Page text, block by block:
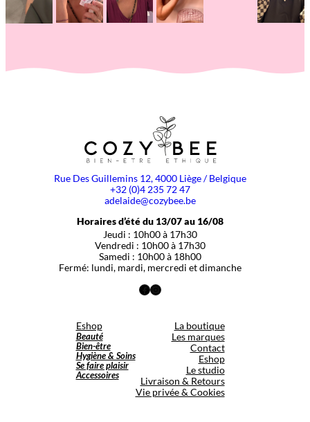
Rue Des Guillemins 12, 4000 Liège / Belgique
+32 (0)4 235 72 47
adelaide@cozybee.be
Horaires d’été du 13/07 au 16/08
Jeudi : 10h00 à 17h30
Vendredi : 10h00 à 17h30
Samedi : 10h00 à 18h00
Fermé: lundi, mardi, mercredi et dimanche
Facebook
Instagram
Eshop
Beauté
Bien-être
Hygiène & Soins
Se faire plaisir
Accessoires
La boutique
Les marques
Contact
Eshop
Le studio
Livraison & Retours
Vie privée & Cookies